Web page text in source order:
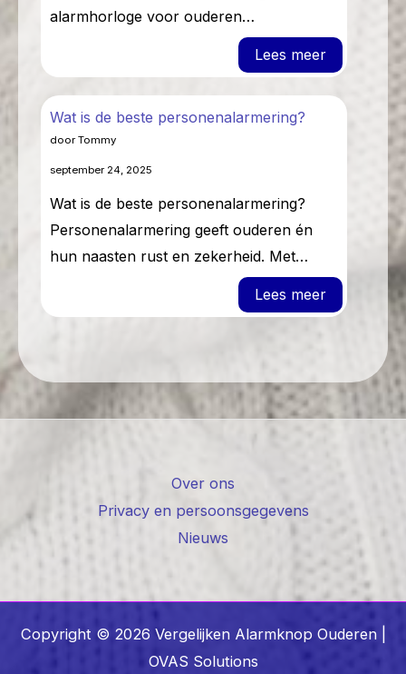
alarmhorloge voor ouderen…
Lees meer: Wat is
Wat is de beste personenalarmering?
door Tommy
september 24, 2025
Wat is de beste personenalarmering?
Personenalarmering geeft ouderen én
hun naasten rust en zekerheid. Met…
Lees meer: Wat is de
Over ons
Privacy en persoonsgegevens
Nieuws
Copyright © 2026 Vergelijken Alarmknop Ouderen |
OVAS Solutions